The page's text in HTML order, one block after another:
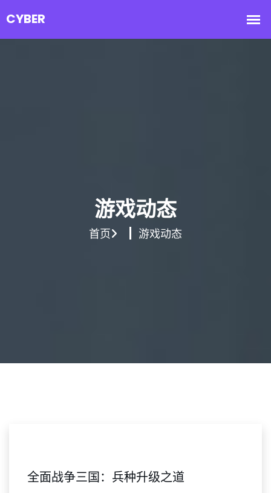
游戏动态
首页 游戏动态
全面战争三国：兵种升级之道